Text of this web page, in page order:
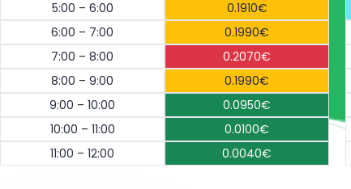
5:00 – 6:00
0.1910€
6:00 – 7:00
0.1990€
7:00 – 8:00
0.2070€
8:00 – 9:00
0.1990€
9:00 – 10:00
0.0950€
10:00 – 11:00
0.0100€
11:00 – 12:00
0.0040€